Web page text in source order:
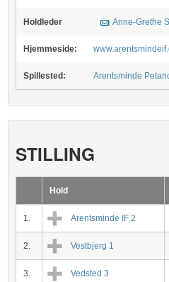
Holdleder Anne-Grethe
Hjemmeside:
Spillested: Arentsminde
STILLING
Hold
1. Arentsminde IF 2
2. Vestbjerg 1
3. Vedsted 3